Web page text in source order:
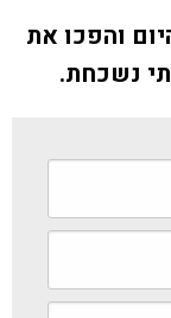
והפכו את
נשכחת.